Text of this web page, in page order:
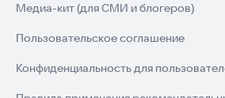
Медиа-кит (для СМИ и блогеров)
Пользовательское соглашение
Конфиденциальность для